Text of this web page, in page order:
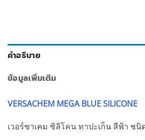
คำอธิบาย
ข้อมูลเพิ่มเติม
VERSACHEM MEGA BLUE SILICONE
เวอร์ซาเคม ซิลิโคน ทาปะเก็น สีฟ้า ชนิ